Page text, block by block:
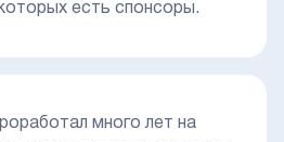
есть спонсоры.
много лет на